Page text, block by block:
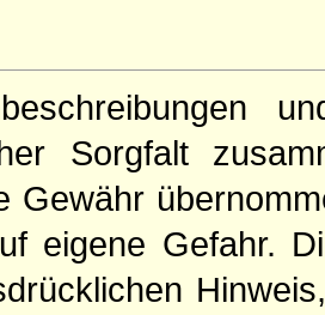
Sorgfalt
Gewähr
eigene Gefahr.